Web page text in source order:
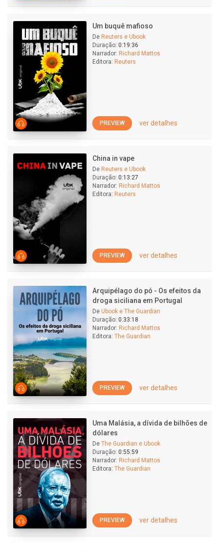
Um buquê mafioso
De Reuters e Ubook
Duração: 0:19:36
Narrador: Richard Mattos
Editora: Reuters
PREVIEW ver detalhes
China in vape
De Reuters e Ubook
Duração: 0:13:27
Narrador: Richard Mattos
Editora: Reuters
PREVIEW ver detalhes
Arquipélago do pó - Os efeitos da
droga siciliana em Portugal
De Ubook e The Guardian
Duração: 0:33:18
Narrador: Richard Mattos
Editora: The Guardian
PREVIEW ver detalhes
Uma Malásia, a dívida de bilhões de
dólares
De The Guardian e Ubook
Duração: 0:55:59
Narrador: Richard Mattos
Editora: The Guardian
PREVIEW ver detalhes